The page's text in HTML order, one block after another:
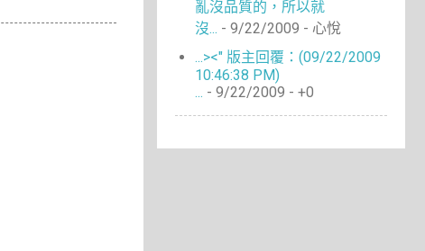
亂沒品質的，所以就
沒... - 9/22/2009 - 心悅
...><" 版主回覆：(09/22/2009
10:46:38 PM)
... - 9/22/2009 - +0